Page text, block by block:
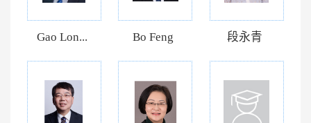
Gao Lon... Bo Feng 段永青